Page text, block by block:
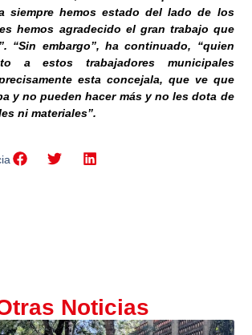
siempre hemos estado del lado de los
hemos agradecido el gran trabajo que
“Sin embargo”, ha continuado, “quien
a estos trabajadores municipales
esta concejala, que ve que
y no pueden hacer más y no les dota de
ni materiales”.
Noticias